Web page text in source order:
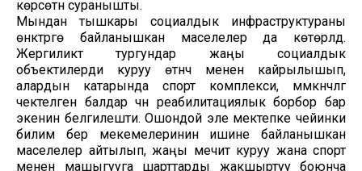
көрсөтүүнү суранышты.
Мындан тышкары социалдык инфраструктураны
өнүктүрүүгө байланышкан маселелер да көтөрүлдү.
Жергиликтүү тургундар жаңы социалдык
объектилерди куруу өтүнүчү менен кайрылышып,
алардын катарында спорт комплекси, мүмкүнчүлүгү
чектелген балдар үчүн реабилитациялык борбор бар
экенин белгилешти. Ошондой эле мектепке чейинки
билим берүү мекемелеринин ишине байланышкан
маселелер айтылып, жаңы мечит куруу жана спорт
менен машыгууга шарттарды жакшыртуу боюнча